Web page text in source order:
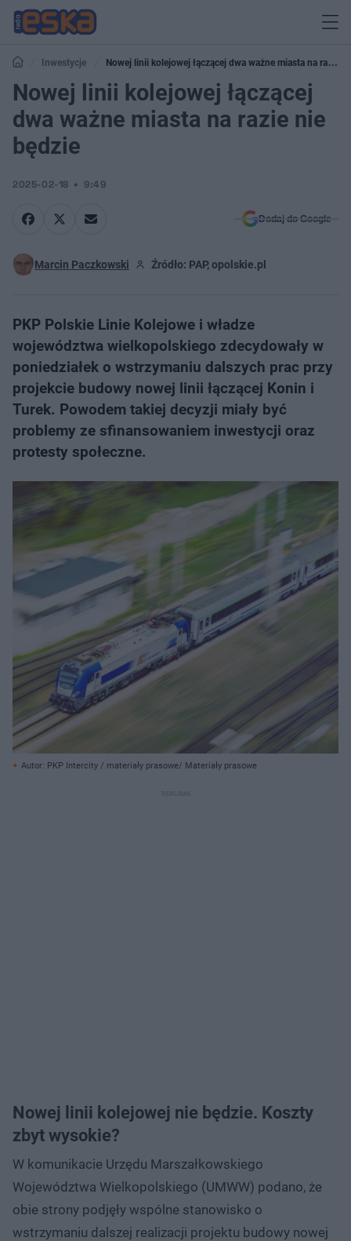
Inwestycje
Nowej linii kolejowej łączącej dwa ważne miasta na razie
nie będzie
Nowej linii kolejowej łączącej
dwa ważne miasta na razie nie
będzie
2025-02-18 9:49
Dodaj do Google
Marcin Paczkowski Źródło: PAP, opolskie.pl
PKP Polskie Linie Kolejowe i władze
województwa wielkopolskiego zdecydowały w
poniedziałek o wstrzymaniu dalszych prac przy
projekcie budowy nowej linii łączącej Konin i
Turek. Powodem takiej decyzji miały być
problemy ze sfinansowaniem inwestycji oraz
protesty społeczne.
Autor: PKP Intercity / materiały prasowe/ Materiały prasowe
Nowej linii kolejowej nie będzie. Koszty
zbyt wysokie?
W komunikacie Urzędu Marszałkowskiego
Województwa Wielkopolskiego (UMWW) podano, że
obie strony podjęły wspólne stanowisko o
wstrzymaniu dalszej realizacji projektu budowy nowej